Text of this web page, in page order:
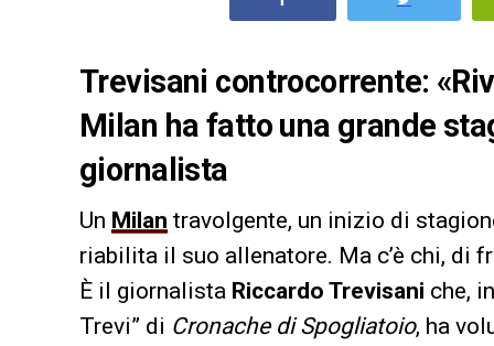
Trevisani controcorrente:
Milan ha fatto una grande
giornalista
Un Milan travolgente, un inizio di
riabilita il suo allenatore. Ma c’è chi, di
È il giornalista Riccardo Trevisani che,
Trevi” di Cronache di Spogliatoio, ha